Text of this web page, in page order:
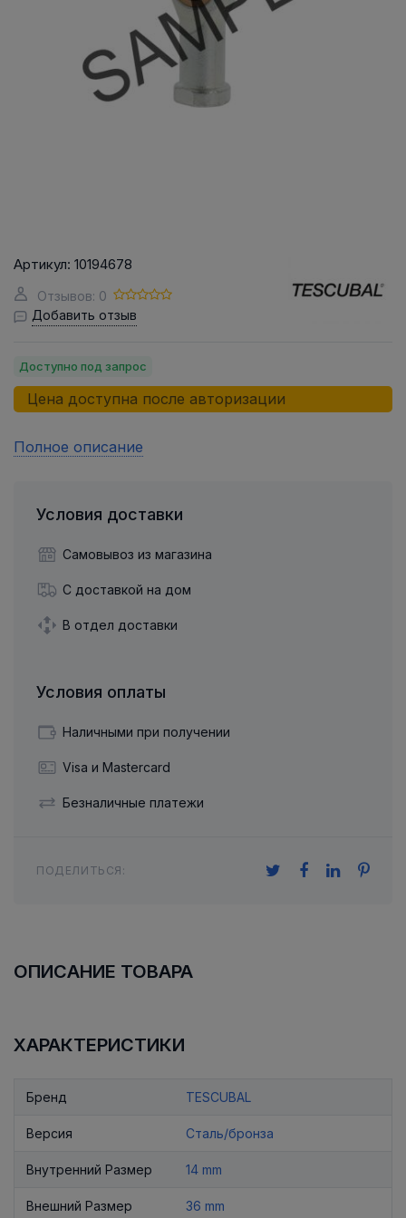
Артикул: 10194678
Отзывов: 0
Добавить отзыв
Доступно под запрос
Цена доступна после авторизации
Полное описание
Условия доставки
Самовывоз из магазина
С доставкой на дом
В отдел доставки
Условия оплаты
Наличными при получении
Visa и Mastercard
Безналичные платежи
ПОДЕЛИТЬСЯ:
ОПИСАНИЕ ТОВАРА
ХАРАКТЕРИСТИКИ
Бренд TESCUBAL
Версия Сталь/бронза
Внутренний Размер 14 mm
Внешний Размер 36 mm